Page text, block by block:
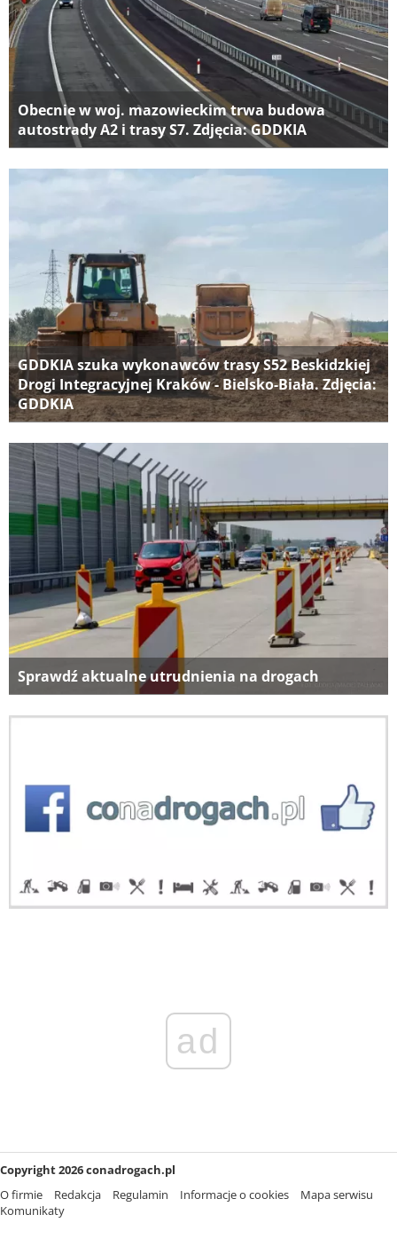
Obecnie w woj. mazowieckim trwa budowa
autostrady A2 i trasy S7. Zdjęcia: GDDKIA
GDDKIA szuka wykonawców trasy S52 Beskidzkiej
Drogi Integracyjnej Kraków - Bielsko-Biała. Zdjęcia:
GDDKIA
Sprawdź aktualne utrudnienia na drogach
ad
Copyright 2026 conadrogach.pl
O firmie
Redakcja Regulamin Informacje o cookies
Mapa serwisu
Komunikaty